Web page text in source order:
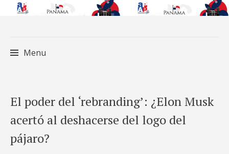
Menu
to
content
El poder del ‘rebranding’: ¿Elon Musk
acertó al deshacerse del logo del
pájaro?